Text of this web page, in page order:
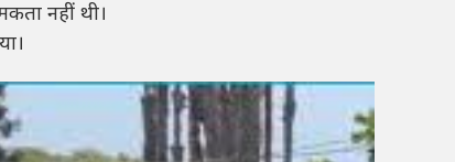
नहीं थी।